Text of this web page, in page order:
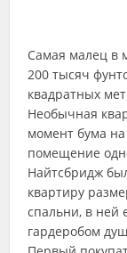
Самая малец в
200 тысяч
квадратных
Необычная
момент бума
помещение
Найтсбридж
квартиру
спальни, в ней
гардеробом